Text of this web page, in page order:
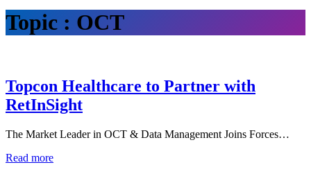
Topic : OCT
Topcon Healthcare to Partner with
RetInSight
The Market Leader in OCT & Data Management Joins Forces…
Read more